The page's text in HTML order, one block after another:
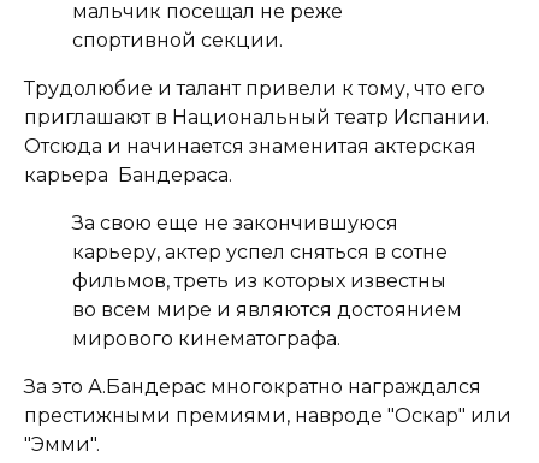
мальчик посещал не реже
спортивной секции.
Трудолюбие и талант привели к тому, что его
приглашают в Национальный театр Испании.
Отсюда и начинается знаменитая актерская
карьера Бандераса.
За свою еще не закончившуюся
карьеру, актер успел сняться в сотне
фильмов, треть из которых известны
во всем мире и являются достоянием
мирового кинематографа.
За это А.Бандерас многократно награждался
престижными премиями, навроде "Оскар" или
"Эмми".